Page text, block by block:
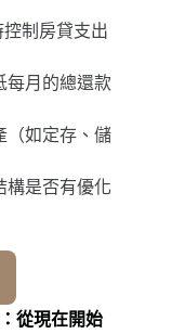
制房貸支出
每月的總還款
（如定存、儲
構是否有優化
從現在開始